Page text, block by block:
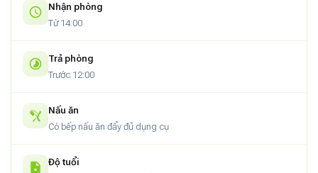
Nhận phòng
Từ 14:00
Trả phòng
Trước 12:00
Nấu ăn
Có bếp nấu ăn đẩy đủ dụng cụ
Độ tuổi